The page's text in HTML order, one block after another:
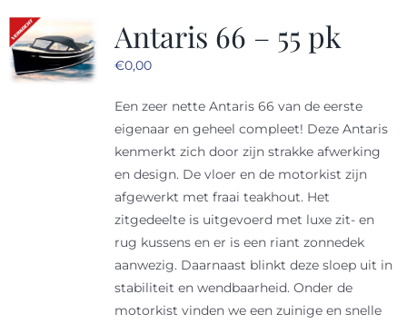
Sloep hurenAntaris 66 – 55 pk
€0,00
Een zeer nette Antaris 66 van de eerste
eigenaar en geheel compleet! Deze Antaris
kenmerkt zich door zijn strakke afwerking
en design. De vloer en de motorkist zijn
afgewerkt met fraai teakhout. Het
zitgedeelte is uitgevoerd met luxe zit- en
rug kussens en er is een riant zonnedek
aanwezig. Daarnaast blinkt deze sloep uit in
stabiliteit en wendbaarheid. Onder de
motorkist vinden we een zuinige en snelle